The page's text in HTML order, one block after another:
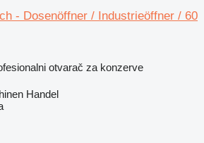
- Dosenöffner / Industrieöffner / 60
otvarač za konzerve
Handel